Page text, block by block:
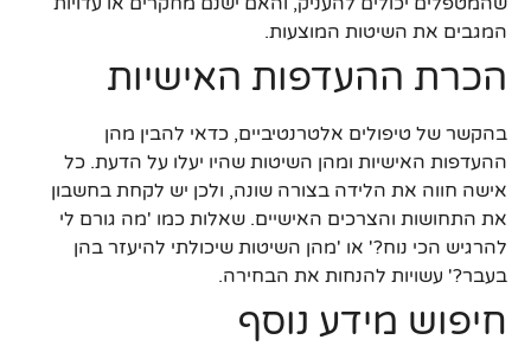
המגבים את השיטות המוצעות.
הכרת ההעדפות האישיות
בהקשר של טיפולים אלטרנטיביים, כדאי להבין מהן
ההעדפות האישיות ומהן השיטות שהיו יעלו על הדעת. כל
אישה חווה את הלידה בצורה שונה, ולכן יש לקחת בחשבון
את התחושות והצרכים האישיים. שאלות כמו 'מה גורם לי
להרגיש הכי נוח?' או 'מהן השיטות שיכולתי להיעזר בהן
בעבר?' עשויות להנחות את הבחירה.
חיפוש מידע נוסף